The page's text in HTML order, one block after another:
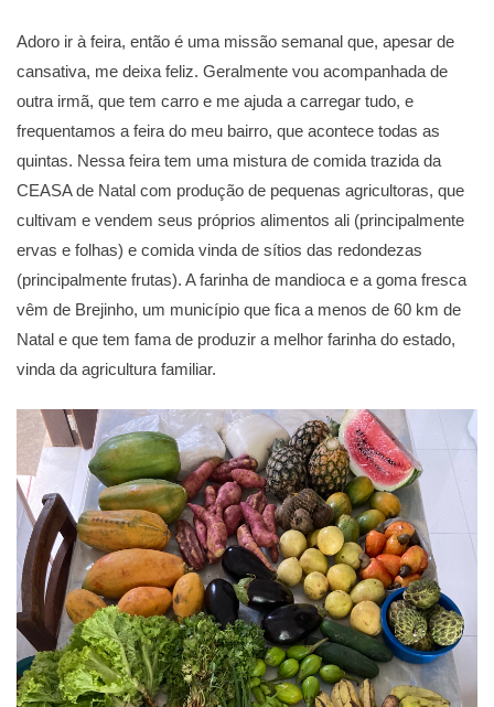
Adoro ir à feira, então é uma missão semanal que, apesar de
cansativa, me deixa feliz. Geralmente vou acompanhada de
outra irmã, que tem carro e me ajuda a carregar tudo, e
frequentamos a feira do meu bairro, que acontece todas as
quintas. Nessa feira tem uma mistura de comida trazida da
CEASA de Natal com produção de pequenas agricultoras, que
cultivam e vendem seus próprios alimentos ali (principalmente
ervas e folhas) e comida vinda de sítios das redondezas
(principalmente frutas). A farinha de mandioca e a goma fresca
vêm de Brejinho, um município que fica a menos de 60 km de
Natal e que tem fama de produzir a melhor farinha do estado,
vinda da agricultura familiar.